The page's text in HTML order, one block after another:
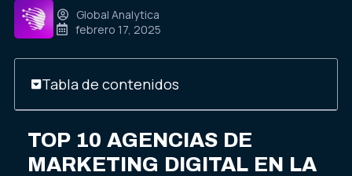
Global Analytica
febrero 17, 2025
Tabla de contenidos
TOP 10 AGENCIAS DE
MARKETING DIGITAL EN LA